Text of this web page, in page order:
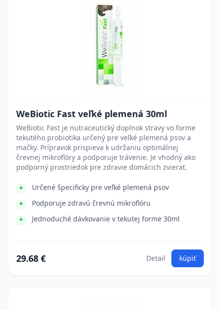
WeBiotic Fast veľké plemená 30ml
WeBiotic Fast je nutraceutický doplnok stravy vo forme
tekutého probiotika určený pre veľké plemená psov a
mačky. Prípravok prispieva k udržaniu optimálnej
črevnej mikroflóry a podporuje trávenie. Je vhodný ako
podporný prostriedok pre zdravie domácich zvierat.
Určené špecificky pre veľké plemená psov
Podporuje zdravú črevnú mikroflóru
Jednoduché dávkovanie v tekutej forme 30ml
29.68 € Detail kúpiť